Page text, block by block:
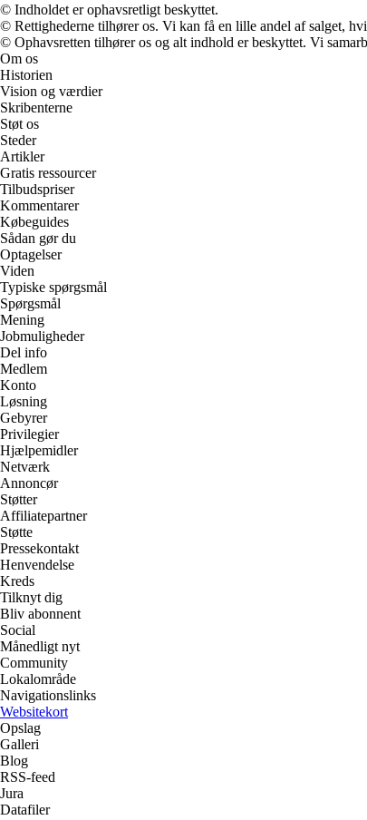
© Indholdet er ophavsretligt beskyttet.
© Rettighederne tilhører os. Vi kan få en lille andel af salget,
© Ophavsretten tilhører os og alt indhold er beskyttet. Vi
Om os
Historien
Vision og værdier
Skribenterne
Støt os
Steder
Artikler
Gratis ressourcer
Tilbudspriser
Kommentarer
Købeguides
Sådan gør du
Optagelser
Viden
Typiske spørgsmål
Spørgsmål
Mening
Jobmuligheder
Del info
Medlem
Konto
Løsning
Gebyrer
Privilegier
Hjælpemidler
Netværk
Annoncør
Støtter
Affiliatepartner
Støtte
Pressekontakt
Henvendelse
Kreds
Tilknyt dig
Bliv abonnent
Social
Månedligt nyt
Community
Lokalområde
Navigationslinks
Websitekort
Opslag
Galleri
Blog
RSS-feed
Jura
Datafiler